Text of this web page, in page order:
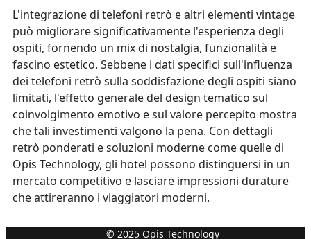
L'integrazione di telefoni retrò e altri elementi vintage
può migliorare significativamente l'esperienza degli
ospiti, fornendo un mix di nostalgia, funzionalità e
fascino estetico. Sebbene i dati specifici sull'influenza
dei telefoni retrò sulla soddisfazione degli ospiti siano
limitati, l'effetto generale del design tematico sul
coinvolgimento emotivo e sul valore percepito mostra
che tali investimenti valgono la pena. Con dettagli
retrò ponderati e soluzioni moderne come quelle di
Opis Technology, gli hotel possono distinguersi in un
mercato competitivo e lasciare impressioni durature
che attireranno i viaggiatori moderni.
© 2025 Opis Technology